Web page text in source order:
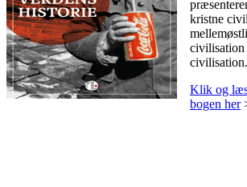
kristne
civilisation
civilisation.
Klik og læs
bogen her